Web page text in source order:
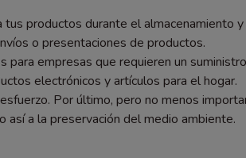
tus productos durante el almacenamiento
o presentaciones de productos.
para empresas que requieren un
electrónicos y artículos para el hogar.
Por último, pero no menos
a la preservación del medio ambiente.